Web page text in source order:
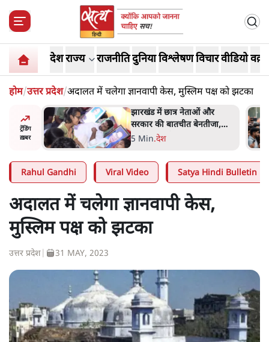
देशराज्य राजनीतिदुनियाविश्लेषणविचारवीडियो
होम/उत्तर प्रदेश/अदालत में चलेगा ज्ञानवापी केस, मुस्लिम पक्ष को झटका
ट्रेंडिंग
ख़बर
राहुल गांधी के जेन ज़ी इवेंट 'छात्रों
की गूंज' को शर्तों के साथ मंज़ूरी
देना पड़ा
5 Min.देश
Rahul Gandhi Viral Video Satya Hindi Bulletin
अदालत में चलेगा ज्ञानवापी केस,
मुस्लिम पक्ष को झटका
उत्तर प्रदेश 31 MAY, 2023